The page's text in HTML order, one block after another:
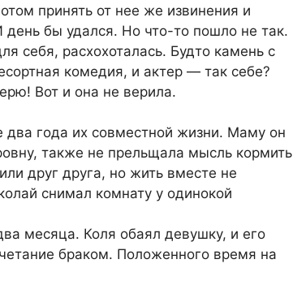
принять от нее же извинения и
день бы удался. Но что-то пошло не так.
себя, расхохоталась. Будто камень с
комедия, и актер — так себе?
Вот и она не верила.
года их совместной жизни. Маму он
также не прельщала мысль кормить
друг друга, но жить вместе не
снимал комнату у одинокой
месяца. Коля обаял девушку, и его
браком. Положенного время на